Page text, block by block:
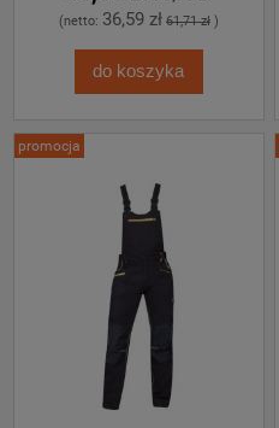
(netto: 36,59 zł 61,71 zł)
do koszyka
promocja